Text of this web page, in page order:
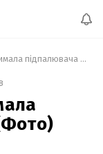
У Києві міліція затримала підпалювача машин (Фото)